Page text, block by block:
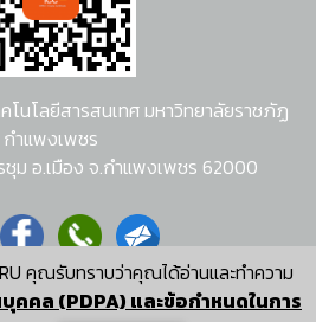
คุณรับทราบว่าคุณได้อ่านและทำความ
คคล (PDPA) และข้อกำหนดในการ
โนโลยีสารสนเทศ มหาวิทยาลัยราชภัฏ
กำแพงเพชร
ชุม อ.เมือง จ.กำแพงเพชร 62000
ะบบ อนุชา พวงผกา